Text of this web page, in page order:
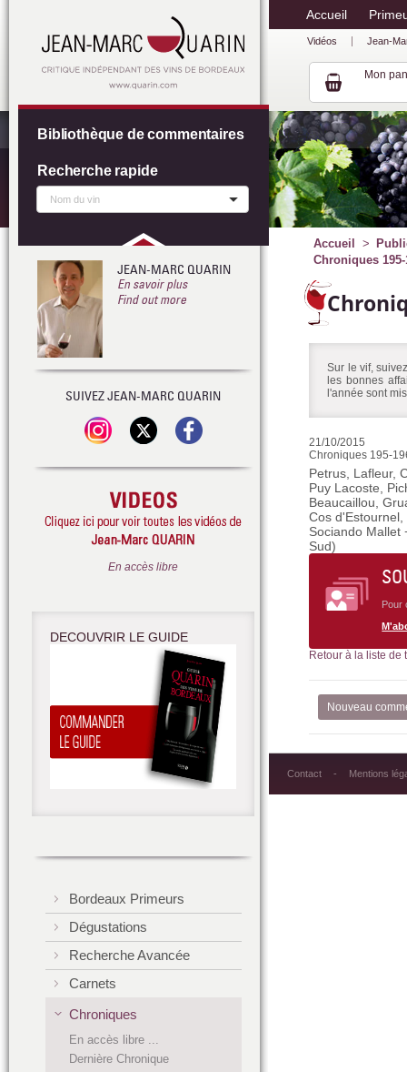
Accueil
Vidéos Jean-
Mon
Accueil
Chroniques
Sur le vif,
les bonnes
l'année sont
21/10/2015
Chroniques 195-
Petrus, Lafleur,
Puy Lacoste,
Beaucaillou,
Cos
Sociando Mallet
Sud)
Pour
Retour à la liste de
Nouveau
Contact Mentions
Bibliothèque de commentaires
Recherche rapide
JEAN-MARC QUARIN
En savoir plus
Find out more
SUIVEZ JEAN-MARC QUARIN
En accès libre
DECOUVRIR LE GUIDE
Bordeaux Primeurs
Dégustations
Recherche Avancée
Carnets
Chroniques
En accès libre ...
Dernière Chronique